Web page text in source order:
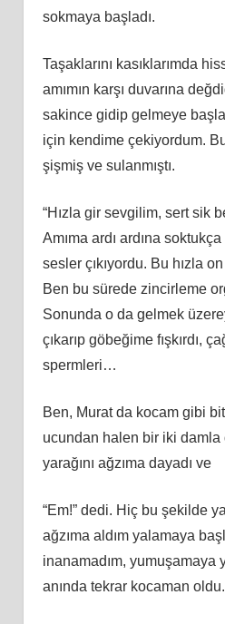
sokmaya başladı.
Taşaklarını kasıklarımda
amımın karşı duvarına
sakince gidip gelmeye
için kendime çekiyordum.
şişmiş ve sulanmıştı.
“Hızla gir sevgilim, sert sik
Amıma ardı ardına
sesler çıkıyordu. Bu hızla
Ben bu sürede zincirleme
Sonunda o da gelmek
çıkarıp göbeğime fışkırdı,
spermleri…
Ben, Murat da kocam gibi
ucundan halen bir iki damla
yarağını ağzıma dayadı ve
“Em!” dedi. Hiç bu şekilde
ağzıma aldım yalamaya
inanamadım, yumuşamaya
anında tekrar kocaman oldu.